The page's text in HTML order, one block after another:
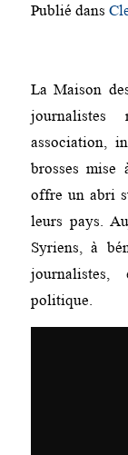
Publié dans
La Maison
association,
brosses
offre un abri
leurs pays.
Syriens, à
politique.